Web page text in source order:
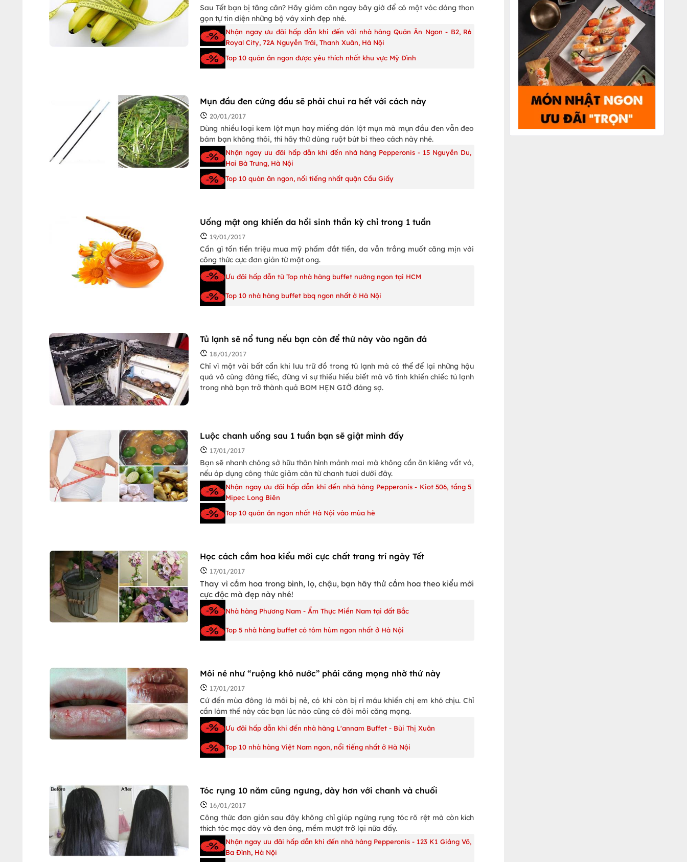
Sau Tết bạn bị tăng cân? Hãy giảm cân ngay bây giờ để có một vóc dáng thon
gọn tự tin diện những bộ váy xinh đẹp nhé.
Nhận ngay ưu đãi hấp dẫn khi đến với nhà hàng Quán Ăn Ngon - B2, R6
Royal City, 72A Nguyễn Trãi, Thanh Xuân, Hà Nội
Top 10 quán ăn ngon được yêu thích nhất khu vực Mỹ Đình
Mụn đầu đen cứng đầu sẽ phải chui ra hết với cách này
20/01/2017
Dùng nhiều loại kem lột mụn hay miếng dán lột mụn mà mụn đầu đen vẫn đeo
bám bạn không thôi, thì hãy thử dùng ruột bút bi theo cách này nhé.
Nhận ngay ưu đãi hấp dẫn khi đến nhà hàng Pepperonis - 15 Nguyễn Du,
Hai Bà Trưng, Hà Nội
Top 10 quán ăn ngon, nổi tiếng nhất quận Cầu Giấy
Uống mật ong khiến da hồi sinh thần kỳ chỉ trong 1 tuần
19/01/2017
Cần gì tốn tiền triệu mua mỹ phẩm đắt tiền, da vẫn trắng muốt căng mịn với
công thức cực đơn giản từ mật ong.
Ưu đãi hấp dẫn từ Top nhà hàng buffet nướng ngon tại HCM
Top 10 nhà hàng buffet bbq ngon nhất ở Hà Nội
Tủ lạnh sẽ nổ tung nếu bạn còn để thứ này vào ngăn đá
18/01/2017
Chỉ vì một vài bất cẩn khi lưu trữ đồ trong tủ lạnh mà có thể để lại những hậu
quả vô cùng đáng tiếc, đừng vì sự thiếu hiểu biết mà vô tình khiến chiếc tủ lạnh
trong nhà bạn trở thành quả BOM HẸN GIỜ đáng sợ.
Luộc chanh uống sau 1 tuần bạn sẽ giật mình đấy
17/01/2017
Bạn sẽ nhanh chóng sở hữu thân hình mảnh mai mà không cần ăn kiêng vất vả,
nếu áp dụng công thức giảm cân từ chanh tươi dưới đây.
Nhận ngay ưu đãi hấp dẫn khi đến nhà hàng Pepperonis - Kiot 506, tầng 5
Mipec Long Biên
Top 10 quán ăn ngon nhất Hà Nội vào mùa hè
Học cách cắm hoa kiểu mới cực chất trang trí ngày Tết
17/01/2017
Thay vì cắm hoa trong bình, lọ, chậu, bạn hãy thử cắm hoa theo kiểu mới
cực độc mà đẹp này nhé!
Nhà hàng Phương Nam - Ẩm Thực Miền Nam tại đất Bắc
Top 5 nhà hàng buffet có tôm hùm ngon nhất ở Hà Nội
Môi nẻ như “ruộng khô nước” phải căng mọng nhờ thứ này
17/01/2017
Cứ đến mùa đông là môi bị nẻ, có khi còn bị rỉ máu khiến chị em khó chịu. Chỉ
cần làm thế này các bạn lúc nào cũng có đôi môi căng mọng.
Ưu đãi hấp dẫn khi đến nhà hàng L'annam Buffet - Bùi Thị Xuân
Top 10 nhà hàng Việt Nam ngon, nổi tiếng nhất ở Hà Nội
Tóc rụng 10 năm cũng ngưng, dày hơn với chanh và chuối
16/01/2017
Công thức đơn giản sau đây không chỉ giúp ngừng rụng tóc rõ rệt mà còn kích
thích tóc mọc dày và đen óng, mềm mượt trở lại nữa đấy.
Nhận ngay ưu đãi hấp dẫn khi đến nhà hàng Pepperonis - 123 K1 Giảng Võ,
Ba Đình, Hà Nội